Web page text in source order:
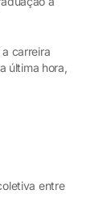
carreira
última hora,
entre